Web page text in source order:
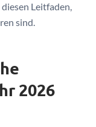
Leitfaden,
sind.
2026